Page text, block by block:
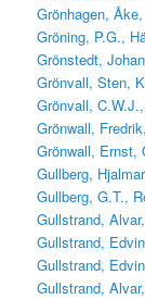
Grönhagen,
Gröning, P.G.,
Grönstedt,
Grönvall, Sten,
Grönvall,
Grönwall,
Grönwall, Ernst,
Gullberg,
Gullberg, G.T.,
Gullstrand,
Gullstrand,
Gullstrand,
Gullstrand,